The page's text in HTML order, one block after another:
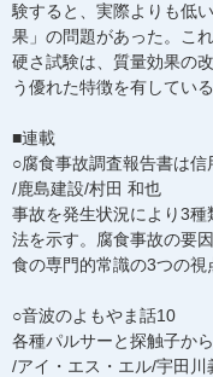
験すると、実際よりも低
果」の問題があった。こ
硬さ試験は、質量効果の
う優れた特徴を有している
■連載
○腐食事故調査報告書は信
/鹿島建設/村田 和也
事故を発生状況により3
法を示す。腐食事故の要
食の専門的常識の3つの視
○音波のよもやま話10
各種パルサーと探触子か
/アイ・エス・エル/宇田川